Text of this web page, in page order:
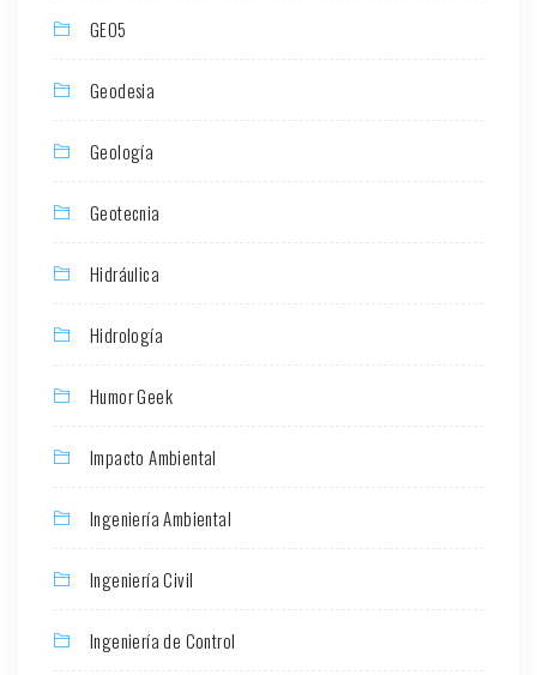
GEO5
Geodesia
Geología
Geotecnia
Hidráulica
Hidrología
Humor Geek
Impacto Ambiental
Ingeniería Ambiental
Ingeniería Civil
Ingeniería de Control